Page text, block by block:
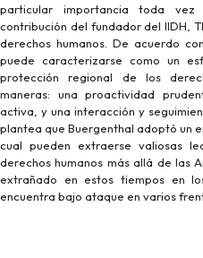
particular importancia toda
contribución del fundador del IIDH,
derechos humanos. De acuerdo
puede caracterizarse como un
protección regional de los
maneras: una proactividad
activa, y una interacción y
plantea que Buergenthal adoptó un
cual pueden extraerse valiosas
derechos humanos más allá de las
extrañado en estos tiempos en
encuentra bajo ataque en varios